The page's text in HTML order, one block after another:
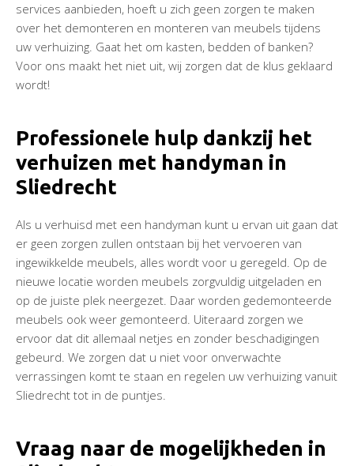
services aanbieden, hoeft u zich geen zorgen te maken
over het demonteren en monteren van meubels tijdens
uw verhuizing. Gaat het om kasten, bedden of banken?
Voor ons maakt het niet uit, wij zorgen dat de klus geklaard
wordt!
Professionele hulp dankzij het
verhuizen met handyman in
Sliedrecht
Als u verhuisd met een handyman kunt u ervan uit gaan dat
er geen zorgen zullen ontstaan bij het vervoeren van
ingewikkelde meubels, alles wordt voor u geregeld. Op de
nieuwe locatie worden meubels zorgvuldig uitgeladen en
op de juiste plek neergezet. Daar worden gedemonteerde
meubels ook weer gemonteerd. Uiteraard zorgen we
ervoor dat dit allemaal netjes en zonder beschadigingen
gebeurd. We zorgen dat u niet voor onverwachte
verrassingen komt te staan en regelen uw verhuizing vanuit
Sliedrecht tot in de puntjes.
Vraag naar de mogelijkheden in